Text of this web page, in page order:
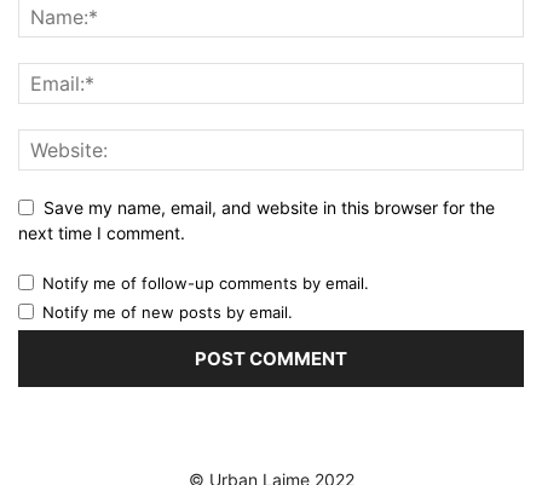
Save my name, email, and website in this browser for the
next time I comment.
Notify me of follow-up comments by email.
Notify me of new posts by email.
© Urban Lajme 2022